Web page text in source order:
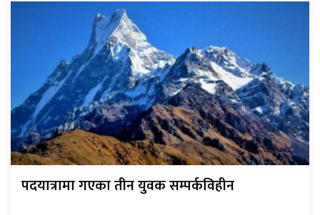
पदयात्रामा गएका तीन युवक सम्पर्कविहीन